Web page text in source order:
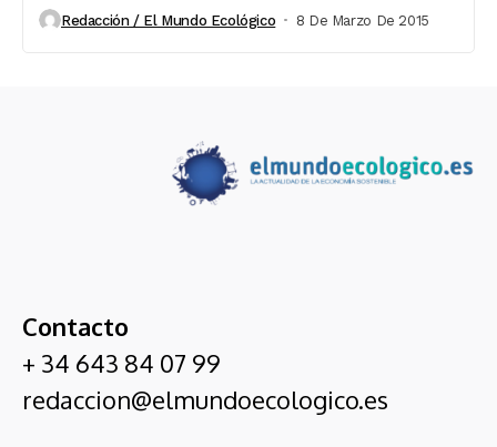
Redacción / El Mundo Ecológico 8 De Marzo De 2015
Contacto
+ 34 643 84 07 99
redaccion@elmundoecologico.es